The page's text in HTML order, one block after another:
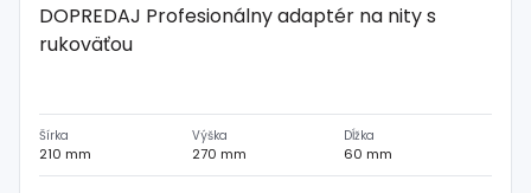
DOPREDAJ Profesionálny adaptér na nity s
rukoväťou
Šírka
210 mm
Výška
270 mm
Dĺžka
60 mm